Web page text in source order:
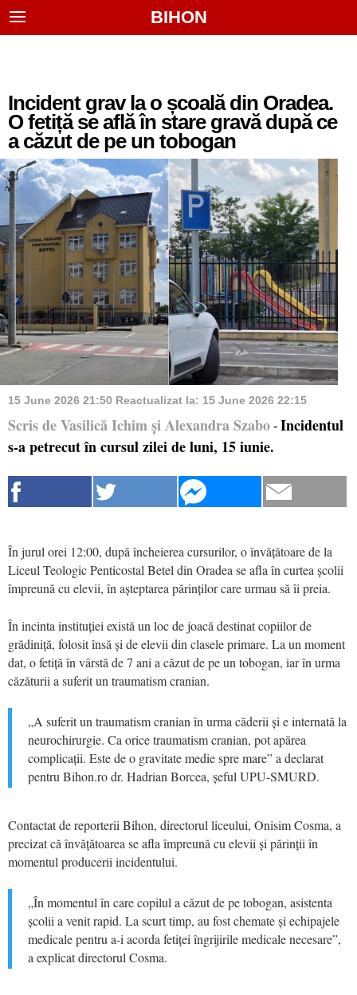
BIHON
Incident grav la o școală din Oradea.
O fetiță se află în stare gravă după ce
a căzut de pe un tobogan
15 June 2026 21:50 Reactualizat la: 15 June 2026 22:15
Scris de Vasilică Ichim și Alexandra Szabo - Incidentul
s-a petrecut în cursul zilei de luni, 15 iunie.
În jurul orei 12:00, după încheierea cursurilor, o învățătoare de la
Liceul Teologic Penticostal Betel din Oradea se afla în curtea școlii
împreună cu elevii, în așteptarea părinților care urmau să îi preia.
În incinta instituției există un loc de joacă destinat copiilor de
grădiniță, folosit însă și de elevii din clasele primare. La un moment
dat, o fetiță în vârstă de 7 ani a căzut de pe un tobogan, iar în urma
căzăturii a suferit un traumatism cranian.
„A suferit un traumatism cranian în urma căderii și e internată la
neurochirurgie. Ca orice traumatism cranian, pot apărea
complicații. Este de o gravitate medie spre mare” a declarat
pentru Bihon.ro dr. Hadrian Borcea, șeful UPU-SMURD.
Contactat de reporterii Bihon, directorul liceului, Onisim Cosma, a
precizat că învățătoarea se afla împreună cu elevii și părinții în
momentul producerii incidentului.
„În momentul în care copilul a căzut de pe tobogan, asistenta
școlii a venit rapid. La scurt timp, au fost chemate și echipajele
medicale pentru a-i acorda fetiței îngrijirile medicale necesare”,
a explicat directorul Cosma.